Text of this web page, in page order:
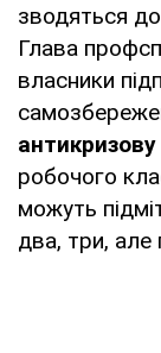
зводяться
Глава
власники
антикризову
робочого
можуть
два, три, але